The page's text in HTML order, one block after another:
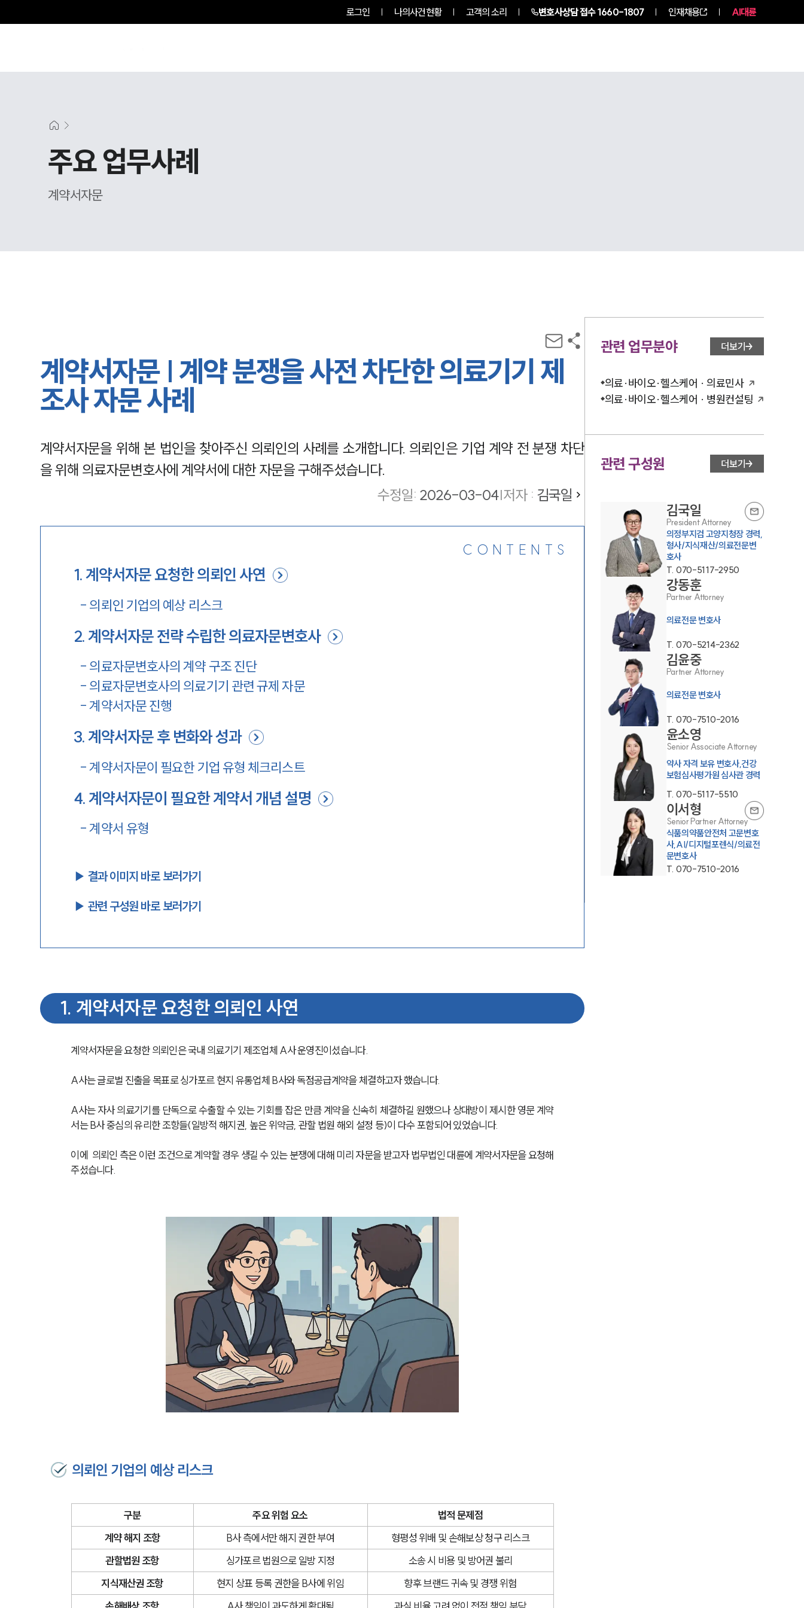
로그인 나의사건현황 고객의 소리 변호사상담 접수1660-1807 인재채용 AI대륜
주요 업무사례
계약서자문
계약서자문 | 계약 분쟁을 사전 차단한 의료기기 제
조사 자문 사례
계약서자문을 위해 본 법인을 찾아주신 의뢰인의 사례를 소개합니다. 의뢰인은 기업 계약 전 분쟁 차단
을 위해 의료자문변호사에 계약서에 대한 자문을 구해주셨습니다.
수정일: 2026-03-04|저자 : 김국일
CONTENTS
1.계약서자문 요청한 의뢰인 사연
- 의뢰인 기업의 예상 리스크
2.계약서자문 전략 수립한 의료자문변호사
- 의료자문변호사의 계약 구조 진단
- 의료자문변호사의 의료기기 관련 규제 자문
-계약서자문 진행
3.계약서자문 후 변화와 성과
-계약서자문이 필요한 기업 유형 체크리스트
4.계약서자문이 필요한 계약서 개념 설명
-계약서 유형
▶︎ 결과 이미지 바로 보러가기
▶︎ 관련 구성원 바로 보러가기
1. 계약서자문 요청한 의뢰인 사연
계약서자문을 요청한 의뢰인은 국내 의료기기 제조업체 A사 운영진이셨습니다.
A사는 글로벌 진출을 목표로 싱가포르 현지 유통업체 B사와 독점공급계약을 체결하고자 했습니다.
A사는 자사 의료기기를 단독으로 수출할 수 있는 기회를 잡은 만큼 계약을 신속히 체결하길 원했으나 상대방이 제시한 영문 계약
서는 B사 중심의 유리한 조항들(일방적 해지권, 높은 위약금, 관할 법원 해외 설정 등)이 다수 포함되어 있었습니다.
이에  의뢰인 측은 이런 조건으로 계약할 경우 생길 수 있는 분쟁에 대해 미리 자문을 받고자 법무법인 대륜에 계약서자문을 요청해
주셨습니다.
의뢰인 기업의 예상 리스크
구분 주요 위험 요소
법적 문제점
계약 해지 조항
B사 측에서만 해지 권한 부여
형평성 위배 및 손해보상 청구 리스크
관할법원 조항
싱가포르 법원으로 일방 지정
소송 시 비용 및 방어권 불리
지식재산권 조항
현지 상표 등록 권한을 B사에 위임
향후 브랜드 귀속 및 경쟁 위험
관련 업무분야 더보기
의료·바이오·헬스케어 · 의료민사
의료·바이오·헬스케어 · 병원컨설팅
관련 구성원 더보기
김국일
President Attorney
의정부지검 고양지청장 경력,
형사/지식재산/의료전문변
호사
T. 070-5117-2950
강동훈
Partner Attorney
의료전문 변호사
T. 070-5214-2362
김윤중
Partner Attorney
의료전문 변호사
T. 070-7510-2016
윤소영
Senior Associate Attorney
약사 자격 보유 변호사,건강
보험심사평가원 심사관 경력
T. 070-5117-5510
이서형
Senior Partner Attorney
식품의약품안전처 고문변호
사,AI/디지털포렌식/의료전
문변호사
T. 070-7510-2016